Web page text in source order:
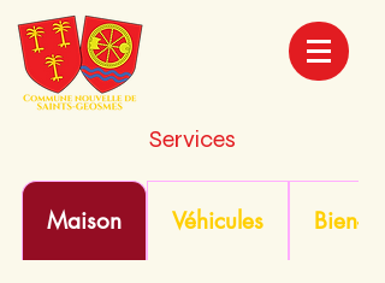
Services
Maison Véhicules Bien-